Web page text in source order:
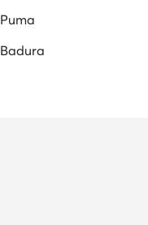
Puma
Badura